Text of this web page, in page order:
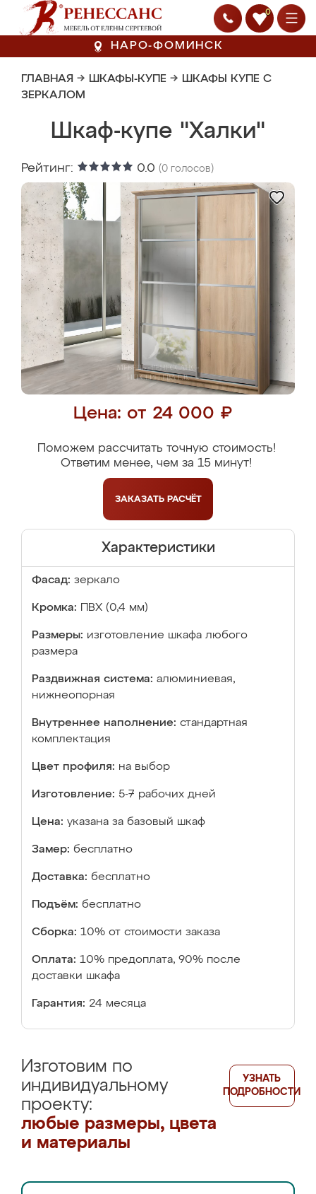
0
НАРО-ФОМИНСК
ГЛАВНАЯ → ШКАФЫ-КУПЕ → ШКАФЫ КУПЕ С
ЗЕРКАЛОМ
Шкаф-купе "Халки"
Рейтинг: 0.0 (0 голосов)
Цена: от 24 000 ₽
Поможем рассчитать точную стоимость!
Ответим менее, чем за 15 минут!
ЗАКАЗАТЬ РАСЧЁТ
Характеристики
Фасад: зеркало
Кромка: ПВХ (0,4 мм)
Размеры: изготовление шкафа любого
размера
Раздвижная система: алюминиевая,
нижнеопорная
Внутреннее наполнение: стандартная
комплектация
Цвет профиля: на выбор
Изготовление: 5-7 рабочих дней
Цена: указана за базовый шкаф
Замер: бесплатно
Доставка: бесплатно
Подъём: бесплатно
Сборка: 10% от стоимости заказа
Оплата: 10% предоплата, 90% после
доставки шкафа
Гарантия: 24 месяца
Изготовим по
индивидуальному
проекту:
любые размеры, цвета
и материалы
УЗНАТЬ
ПОДРОБНОСТИ